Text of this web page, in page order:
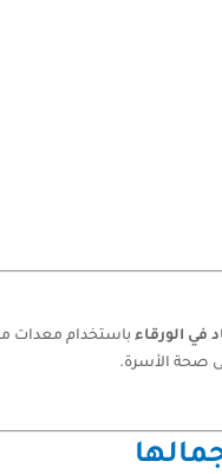
في الورقاء باستخدام معدات
صحة الأسرة.